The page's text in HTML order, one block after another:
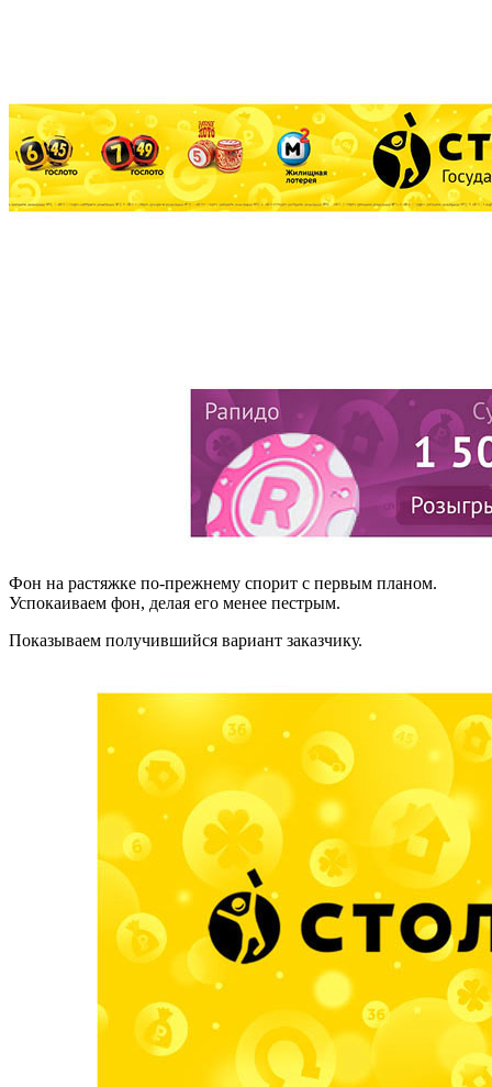
Фон на растяжке по-прежнему спорит с первым планом.
Успокаиваем фон, делая его менее пестрым.
Показываем получившийся вариант заказчику.